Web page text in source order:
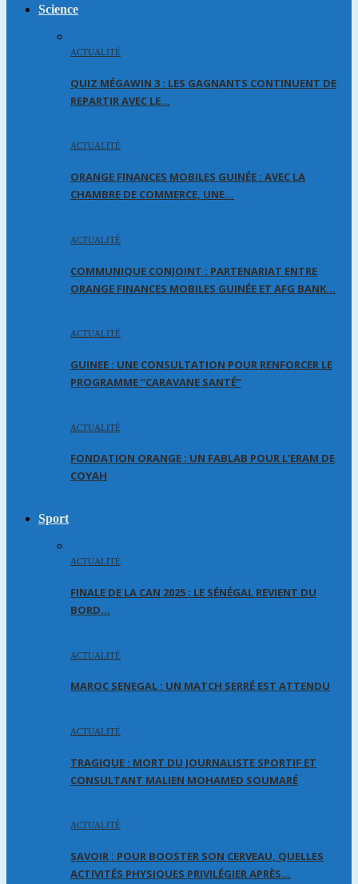
Science
ACTUALITÉ
QUIZ MÉGAWIN 3 : LES GAGNANTS CONTINUENT DE
REPARTIR AVEC LE…
ACTUALITÉ
ORANGE FINANCES MOBILES GUINÉE : AVEC LA
CHAMBRE DE COMMERCE, UNE…
ACTUALITÉ
COMMUNIQUE CONJOINT : PARTENARIAT ENTRE
ORANGE FINANCES MOBILES GUINÉE ET AFG BANK…
ACTUALITÉ
GUINEE : UNE CONSULTATION POUR RENFORCER LE
PROGRAMME “CARAVANE SANTÉ”
ACTUALITÉ
FONDATION ORANGE : UN FABLAB POUR L’ERAM DE
COYAH
Sport
ACTUALITÉ
FINALE DE LA CAN 2025 : LE SÉNÉGAL REVIENT DU
BORD…
ACTUALITÉ
MAROC SENEGAL : UN MATCH SERRÉ EST ATTENDU
ACTUALITÉ
TRAGIQUE : MORT DU JOURNALISTE SPORTIF ET
CONSULTANT MALIEN MOHAMED SOUMARÉ
ACTUALITÉ
SAVOIR : POUR BOOSTER SON CERVEAU, QUELLES
ACTIVITÉS PHYSIQUES PRIVILÉGIER APRÈS…